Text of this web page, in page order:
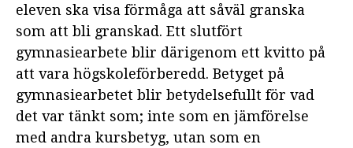
eleven ska visa förmåga att såväl granska
som att bli granskad. Ett slutfört
gymnasiearbete blir därigenom ett kvitto på
att vara högskoleförberedd. Betyget på
gymnasiearbetet blir betydelsefullt för vad
det var tänkt som; inte som en jämförelse
med andra kursbetyg, utan som en